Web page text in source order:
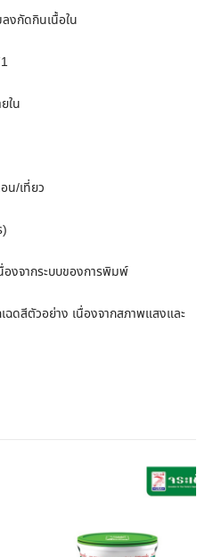
งกัดกินเนื้อใน
ใน
น/เที่ยว
องจากระบบของการพิมพ์
ดสีตัวอย่าง เนื่องจากสภาพแสงและ